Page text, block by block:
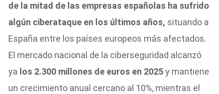
de la mitad de las empresas españolas ha sufrido
algún ciberataque en los últimos años, situando a
España entre los países europeos más afectados.
El mercado nacional de la ciberseguridad alcanzó
ya los 2.300 millones de euros en 2025y mantiene
un crecimiento anual cercano al 10%, mientras el